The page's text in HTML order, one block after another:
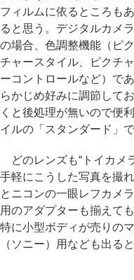
フィルムに依るところもあ
ると思う。デジタルカメラ
の場合、色調整機能（ピク
チャースタイル、ピクチャ
ーコントロールなど）であ
らかじめ好みに調節してお
くと後処理が無いので便
イルの「スタンダード」
どのレンズも“トイカメ
手軽にこうした写真を撮
とニコンの一眼レフカメ
用のアダプターも揃えて
特に小型ボディが売りの
（ソニー）用なども出る